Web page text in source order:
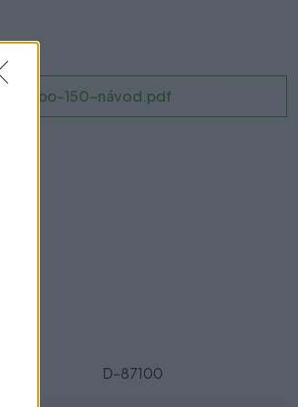
Vibo-150-návod.pdf
D-87100